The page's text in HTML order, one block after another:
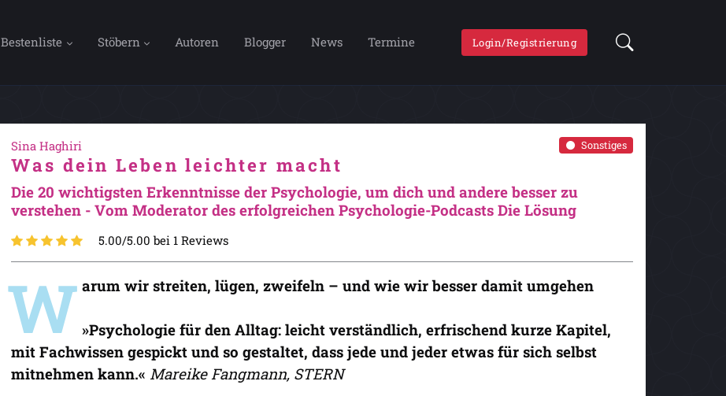
Bestenliste Stöbern Autoren Blogger News Termine Login/Registrierung
Sonstiges
Sina Haghiri
Was dein Leben leichter macht
Die 20 wichtigsten Erkenntnisse der Psychologie, um dich und andere besser zu
verstehen - Vom Moderator des erfolgreichen Psychologie-Podcasts Die Lösung
5.00/5.00 bei 1 Reviews
W arum wir streiten, lügen, zweifeln – und wie wir besser damit umgehen
»Psychologie für den Alltag: leicht verständlich, erfrischend kurze Kapitel,
mit Fachwissen gespickt und so gestaltet, dass jede und jeder etwas für sich selbst
mitnehmen kann.« Mareike Fangmann, STERN